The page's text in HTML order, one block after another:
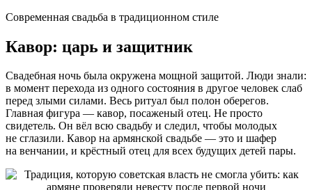
Современная свадьба в традиционном стиле
Кавор: царь и защитник
Свадебная ночь была окружена мощной защитой. Люди знали:
в момент перехода из одного состояния в другое человек слаб
перед злыми силами. Весь ритуал был полон оберегов.
Главная фигура — кавор, посаженый отец. Не просто
свидетель. Он вёл всю свадьбу и следил, чтобы молодых
не сглазили. Кавор на армянской свадьбе — это и шафер
на венчании, и крёстный отец для всех будущих детей пары.